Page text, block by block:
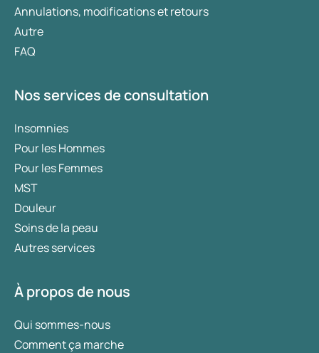
Annulations, modifications et retours
Autre
FAQ
Nos services de consultation
Insomnies
Pour les Hommes
Pour les Femmes
MST
Douleur
Soins de la peau
Autres services
À propos de nous
Qui sommes-nous
Comment ça marche